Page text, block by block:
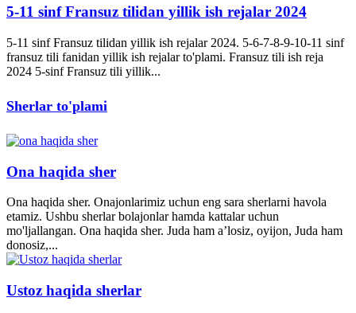
5-11 sinf Fransuz tilidan yillik ish rejalar 2024
5-11 sinf Fransuz tilidan yillik ish rejalar 2024. 5-6-7-8-9-10-11 sinf
fransuz tili fanidan yillik ish rejalar to'plami. Fransuz tili ish reja
2024 5-sinf Fransuz tili yillik...
Sherlar to'plami
Ona haqida sher
Ona haqida sher. Onajonlarimiz uchun eng sara sherlarni havola
etamiz. Ushbu sherlar bolajonlar hamda kattalar uchun
mo'ljallangan. Ona haqida sher. Juda ham a’losiz, oyijon, Juda ham
donosiz,...
Ustoz haqida sherlar